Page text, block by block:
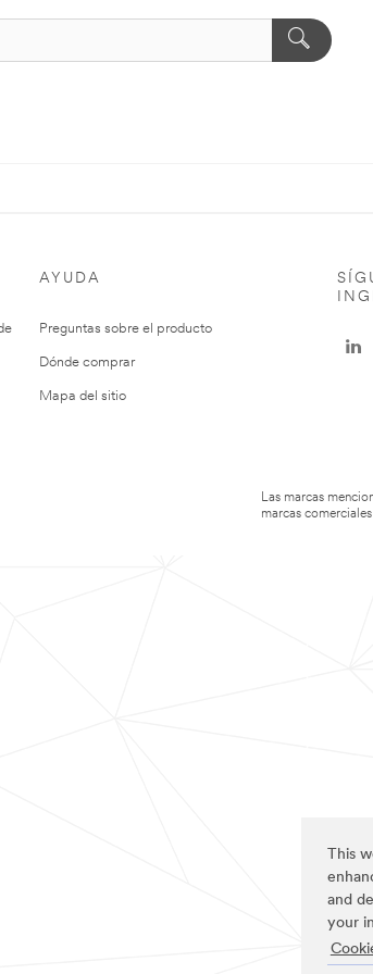
This
and
your
AYUDA
Preguntas sobre el producto
Dónde comprar
Mapa del sitio
Las marcas
marcas